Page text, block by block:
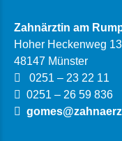
Zahnärztin am
Hoher Heckenweg
48147 Münster
0251 – 23 22 11
0251 – 26 59 836